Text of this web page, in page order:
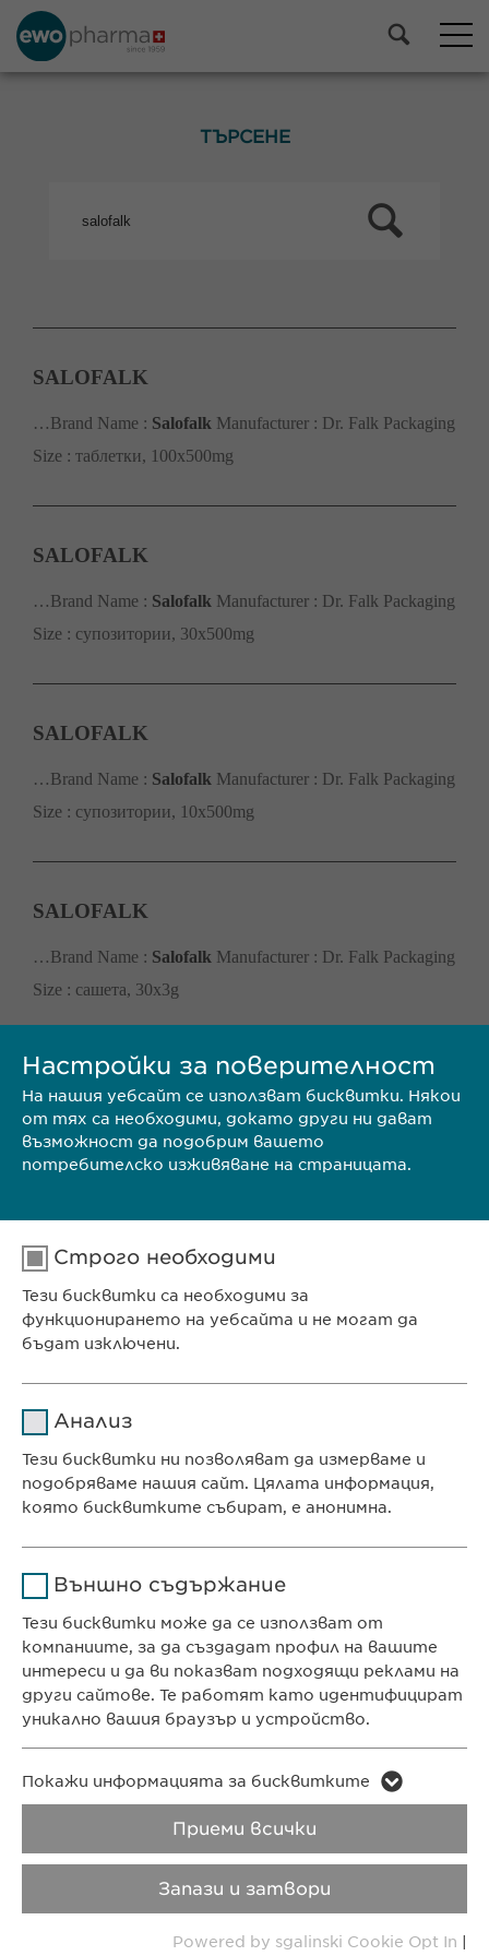
ТЪРСЕНЕ
SALOFALK
…Brand Name : Salofalk Manufacturer : Dr. Falk Packaging
Size : таблетки, 100х500mg
SALOFALK
…Brand Name : Salofalk Manufacturer : Dr. Falk Packaging
Size : супозитории, 30х500mg
SALOFALK
…Brand Name : Salofalk Manufacturer : Dr. Falk Packaging
Size : супозитории, 10х500mg
SALOFALK
…Brand Name : Salofalk Manufacturer : Dr. Falk Packaging
Size : сашета, 30x3g
SALOFALK
…Brand Name :SalofalkManufacturer : Dr. Falk Packaging
Size : сашета, 100x1000mg
SALOFALK
…Brand Name :SalofalkManufacturer : Dr. Falk Packaging
Size : клизми, 7x4g./60ml
Ewopharma Ltd
ул. „8-ми декември“ № 13
КОНТАКТ
Телефон: +359 2 962 12 00
e-mail:
ewopharma.bg
ПОВЕРИТЕЛНОСТ
ПОЛИТИКА НА
БИСКВИТКИТЕ
Авторски права
Copyright © Ewopharma AG
Настройки за поверителност
На нашия уебсайт се използват бисквитки. Някои
от тях са необходими, докато други ни дават
възможност да подобрим вашето
потребителско изживяване на страницата.
Строго необходими
Тези бисквитки са необходими за
функционирането на уебсайта и не могат да
бъдат изключени.
Продължителност 1 година
Цел
Съхранява състоянието
бисквитките на
потребителите.
Анализ
Тези бисквитки ни позволяват да измерваме и
подобряваме нашия сайт. Цялата информация,
която бисквитките събират, е анонимна.
Продължителност 1 day
Цел Generates statistical data.
Име vuid
Vimeo
visiting the website.
Външно съдържание
Тези бисквитки може да се използват от
компаниите, за да създадат профил на вашите
интереси и да ви показват подходящи реклами на
други сайтове. Те работят като идентифицират
уникално вашия браузър и устройство.
Име LinkedIn
LinkedIn
използването на
Покажи информацията за бисквитките
Запази и затвори
Приеми всички
Powered by sgalinski Cookie Opt In